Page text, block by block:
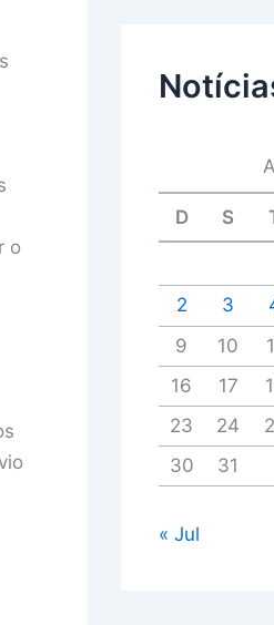
o
D S
2
3
9
10
16
17
23
24
30
31
« Jul